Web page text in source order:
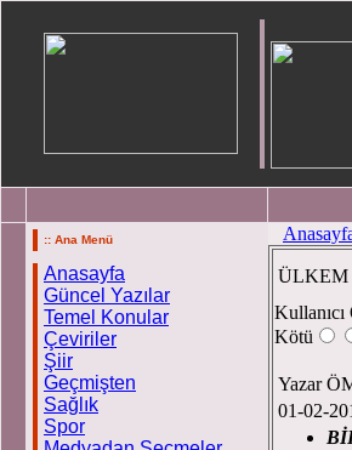
:: Ana Menü
Anasayfa
Güncel Yazılar
Temel Konular
Çeviriler
Şiir
Geçmişten
Sağlık
Spor
ÜLKEM
Kullanıcı
Kötü
Yazar
01-02-
Bİ